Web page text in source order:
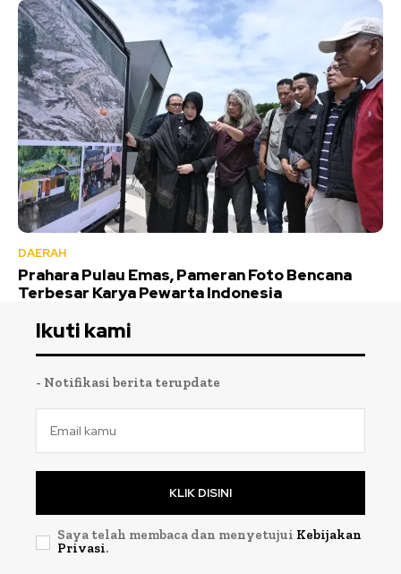
DAERAH
Prahara Pulau Emas, Pameran Foto Bencana
Terbesar Karya Pewarta Indonesia
Ikuti kami
- Notifikasi berita terupdate
KLIK DISINI
Saya telah membaca dan menyetujui Kebijakan
Privasi.